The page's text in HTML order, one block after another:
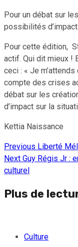
Pour un débat sur
possibilités
Pour cette édition,
actif. Qui dit mieux !
ceci : « Je
compte des crises
débat sur les
d’impact sur la
Kettia Naissance
Continue
Reading
Previous Liberté
Next Guy Régis Jr :
culturel
Plus de
Culture